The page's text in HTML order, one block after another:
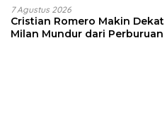
7 Agustus 2026
Cristian Romero Makin
Milan Mundur dari Perburuan